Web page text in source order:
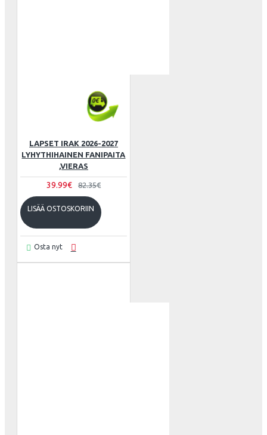
LAPSET IRAK 2026-2027
LYHYTHIHAINEN FANIPAITA
,VIERAS
39.99€ 82.35€
LISÄÄ OSTOSKORIIN
Osta nyt